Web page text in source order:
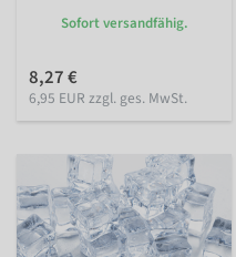
Sofort versandfähig.
8,27 €
6,95 EUR zzgl. ges. MwSt.